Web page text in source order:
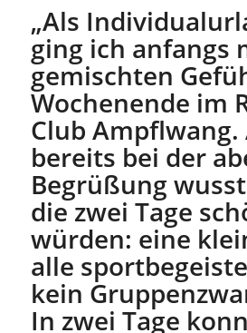
„Als
ging ich anfangs
gemischten
Wochenende im
Club Ampflwang.
bereits bei der
Begrüßung
die zwei Tage
würden: eine
alle
kein
In zwei Tage